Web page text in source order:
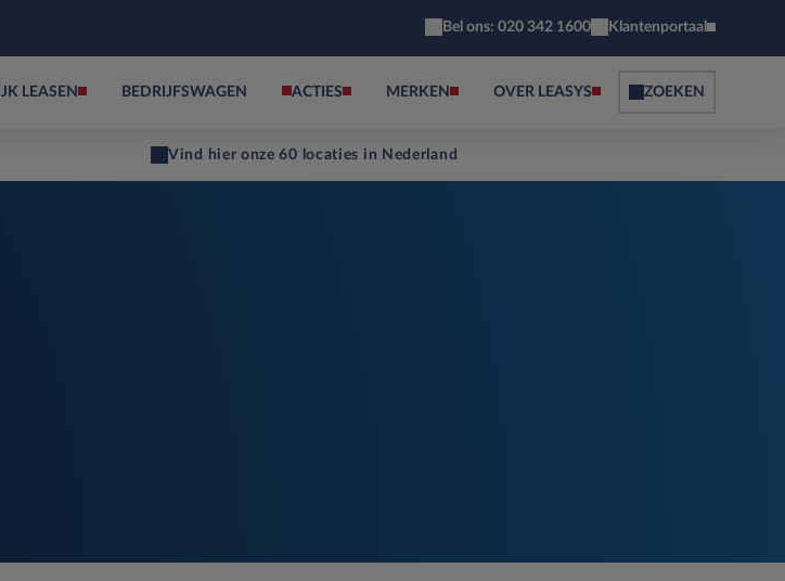
Bel ons: 020 342 1600 Klantenportaal
LEASEN BEDRIJFSWAGEN ACTIES MERKEN OVER LEASYS ZOEKEN
Vind hier onze 60 locaties in Nederland